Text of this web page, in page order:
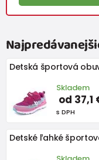
Detská športová obuv
Skladem
od 37,1
s DPH